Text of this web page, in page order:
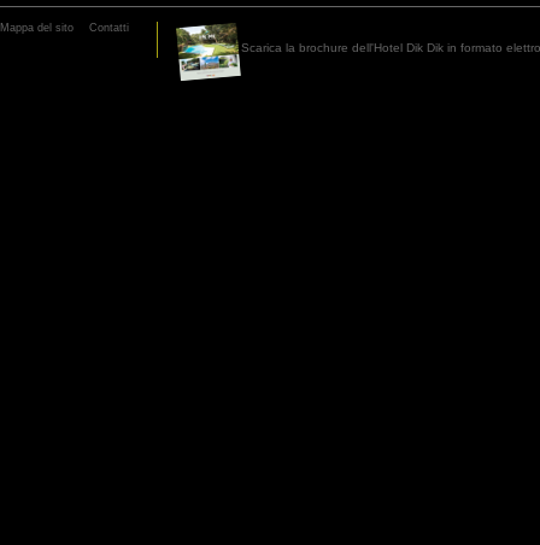
Mappa del sito Contatti
Scarica la brochure dell'Hotel Dik Dik in formato